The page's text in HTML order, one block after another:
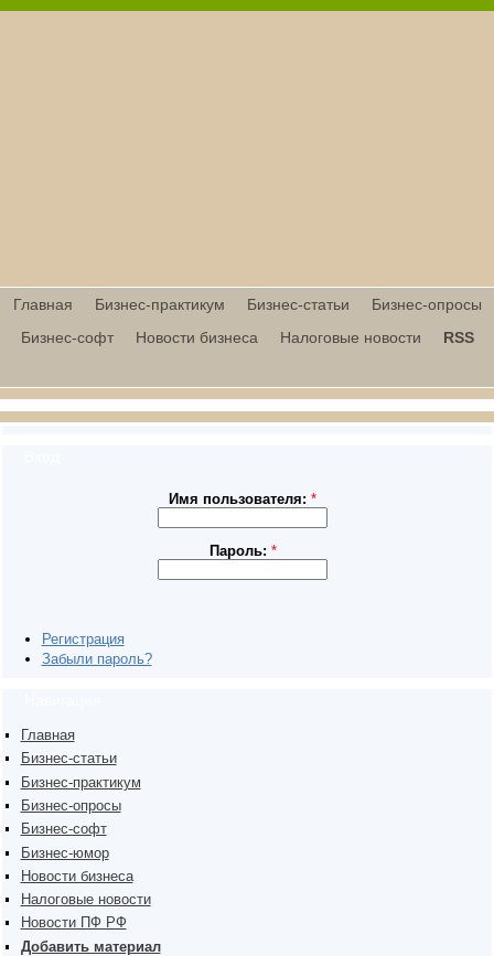
Главная Бизнес-практикум Бизнес-статьи
Бизнес-опросы
Бизнес-софт
Новости бизнеса Налоговые новости RSS
Имя пользователя:*
Пароль: *
Регистрация
Забыли пароль?
Главная
Бизнес-статьи
Бизнес-практикум
Бизнес-опросы
Бизнес-софт
Бизнес-юмор
Новости бизнеса
Налоговые новости
Новости ПФ РФ
Добавить материал